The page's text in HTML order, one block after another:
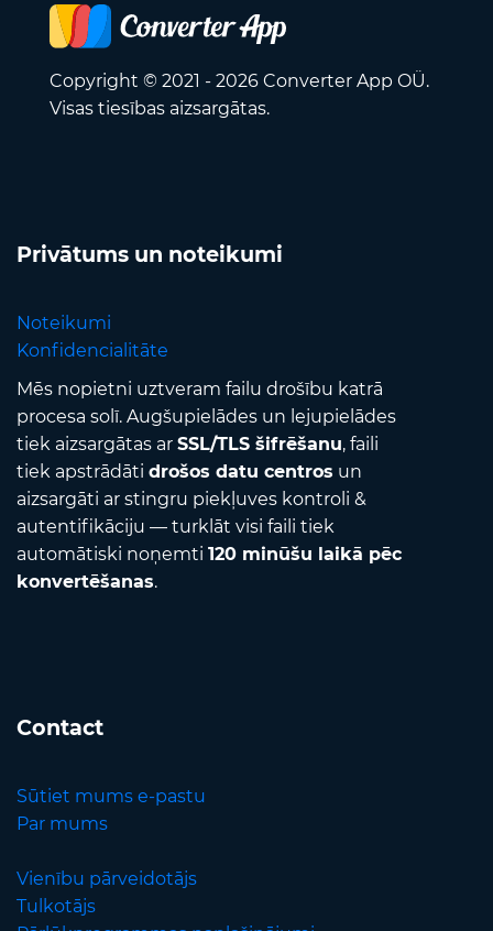
Copyright © 2021 - 2026 Converter App OÜ.
Visas tiesības aizsargātas.
Privātums un noteikumi
Noteikumi
Konfidencialitāte
Mēs nopietni uztveram failu drošību katrā
procesa solī. Augšupielādes un lejupielādes
tiek aizsargātas ar SSL/TLS šifrēšanu, faili
tiek apstrādāti drošos datu centros un
aizsargāti ar stingru piekļuves kontroli &
autentifikāciju — turklāt visi faili tiek
automātiski noņemti 120 minūšu laikā pēc
konvertēšanas.
Contact
Sūtiet mums e-pastu
Par mums
Vienību pārveidotājs
Tulkotājs